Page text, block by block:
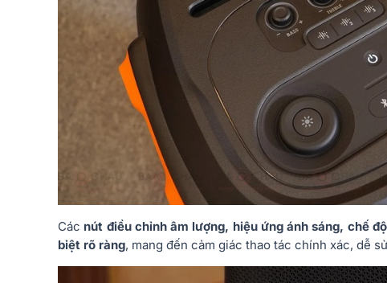
Các nút điều chỉnh âm lượng, hiệu ứng ánh sáng, chế
biệt rõ ràng, mang đến cảm giác thao tác chính xác, dễ